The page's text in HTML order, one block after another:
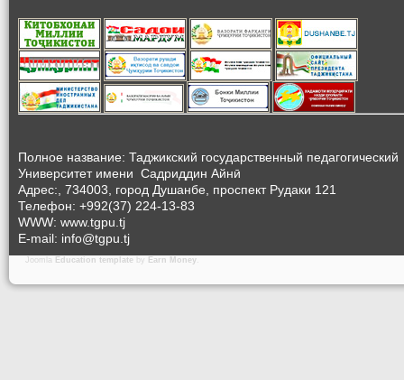
Полное название: Таджикский государственный педагогический
Университет имени Садриддин Айнӣ
Адрес:, 734003, город Душанбе, проспект Рудаки 121
Телефон: +992(37) 224-13-83
WWW: www.tgpu.tj
E-mail: info@tgpu.tj
Joomla Education template by Earn Money.